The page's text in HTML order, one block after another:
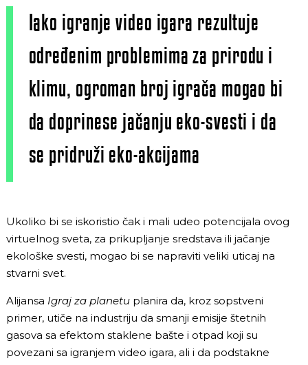
Iako igranje video igara rezultuje
određenim problemima za prirodu i
klimu, ogroman broj igrača mogao bi
da doprinese jačanju eko-svesti i da
se pridruži eko-akcijama
Ukoliko bi se iskoristio čak i mali udeo potencijala ovog
virtuelnog sveta, za prikupljanje sredstava ili jačanje
ekološke svesti, mogao bi se napraviti veliki uticaj na
stvarni svet.
Alijansa Igraj za planetu planira da, kroz sopstveni
primer, utiče na industriju da smanji emisije štetnih
gasova sa efektom staklene bašte i otpad koji su
povezani sa igranjem video igara, ali i da podstakne